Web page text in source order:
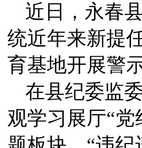
近日，永春
统近年来新提
育基地开展警
在县纪委监
观学习展厅“